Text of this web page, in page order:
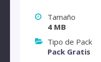
Tamaño
4 MB
Tipo de Pack
Pack Gratis